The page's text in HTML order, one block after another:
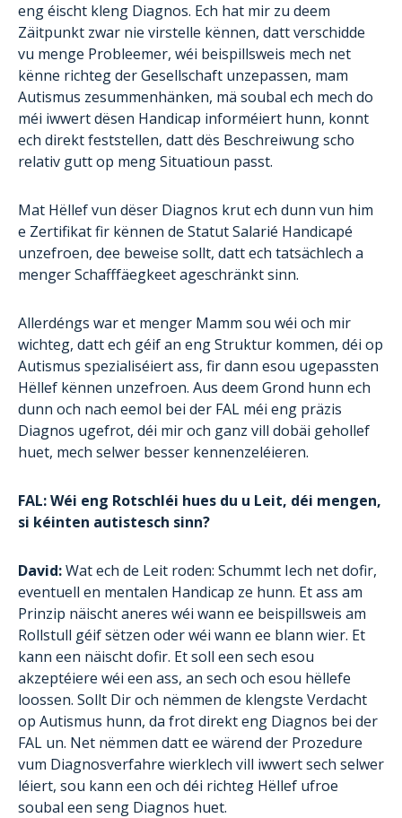
eng éischt kleng Diagnos. Ech hat mir zu deem
Zäitpunkt zwar nie virstelle kënnen, datt verschidde
vu menge Probleemer, wéi beispillsweis mech net
kënne richteg der Gesellschaft unzepassen, mam
Autismus zesummenhänken, mä soubal ech mech do
méi iwwert dësen Handicap informéiert hunn, konnt
ech direkt feststellen, datt dës Beschreiwung scho
relativ gutt op meng Situatioun passt.
Mat Hëllef vun dëser Diagnos krut ech dunn vun him
e Zertifikat fir kënnen de Statut Salarié Handicapé
unzefroen, dee beweise sollt, datt ech tatsächlech a
menger Schafffäegkeet ageschränkt sinn.
Allerdéngs war et menger Mamm sou wéi och mir
wichteg, datt ech géif an eng Struktur kommen, déi op
Autismus spezialiséiert ass, fir dann esou ugepassten
Hëllef kënnen unzefroen. Aus deem Grond hunn ech
dunn och nach eemol bei der FAL méi eng präzis
Diagnos ugefrot, déi mir och ganz vill dobäi gehollef
huet, mech selwer besser kennenzeléieren.
FAL: Wéi eng Rotschléi hues du u Leit, déi mengen,
si kéinten autistesch sinn?
David:Wat ech de Leit roden: Schummt Iech net dofir,
eventuell en mentalen Handicap ze hunn. Et ass am
Prinzip näischt aneres wéi wann ee beispillsweis am
Rollstull géif sëtzen oder wéi wann ee blann wier. Et
kann een näischt dofir. Et soll een sech esou
akzeptéiere wéi een ass, an sech och esou hëllefe
loossen. Sollt Dir och nëmmen de klengste Verdacht
op Autismus hunn, da frot direkt eng Diagnos bei der
FAL un. Net nëmmen datt ee wärend der Prozedure
vum Diagnosverfahre wierklech vill iwwert sech selwer
léiert, sou kann een och déi richteg Hëllef ufroe
soubal een seng Diagnos huet.